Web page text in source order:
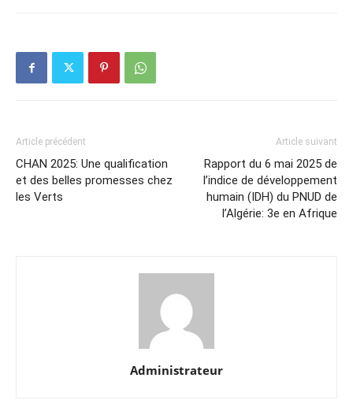
Article précédent
CHAN 2025: Une qualification
et des belles promesses chez
les Verts
Article suivant
Rapport du 6 mai 2025 de
l’indice de développement
humain (IDH) du PNUD de
l’Algérie: 3e en Afrique
Administrateur